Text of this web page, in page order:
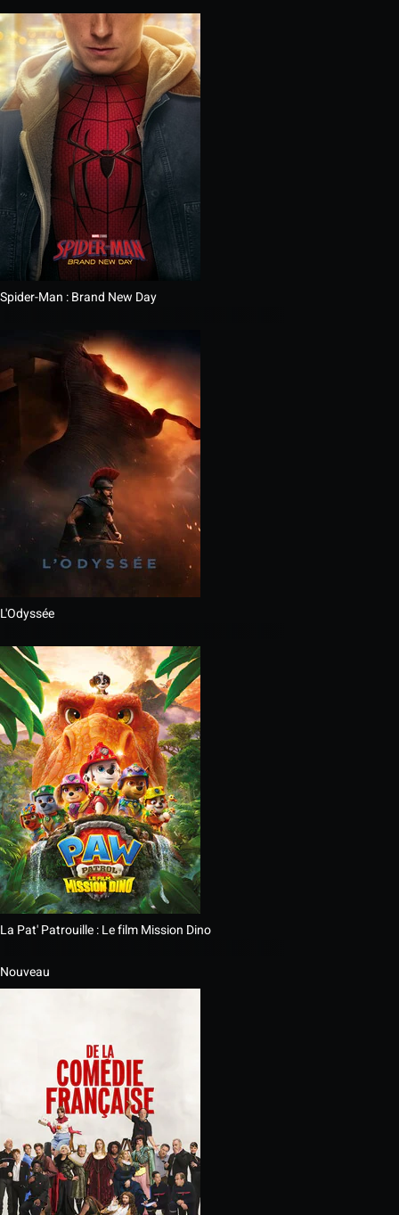
Spider-Man : Brand New Day
L'Odyssée
La Pat' Patrouille : Le film Mission Dino
Nouveau